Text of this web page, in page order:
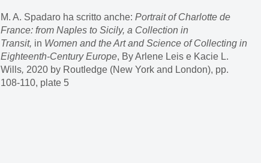
M. A. Spadaro ha scritto anche: Portrait of Charlotte de
France: from Naples to Sicily, a Collection in
Transit, in Women and the Art and Science of Collecting in
Eighteenth-Century Europe, By Arlene Leis e Kacie L.
Wills, 2020 by Routledge (New York and London), pp.
108-110, plate 5